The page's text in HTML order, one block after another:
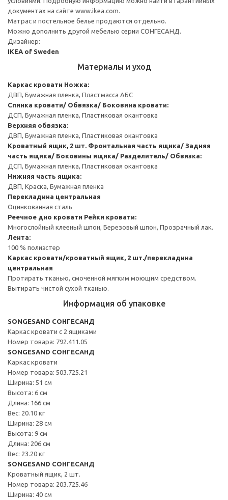
документах на сайте www.ikea.com.
Матрас и постельное белье продаются отдельно.
Можно дополнить другой мебелью серии СОНГЕСАНД.
Дизайнер:
IKEA of Sweden
Материалы и уход
Каркас кровати Ножка:
ДВП, Бумажная пленка, Пластмасса АБС
Спинка кровати/ Обвязка/ Боковина кровати:
ДСП, Бумажная пленка, Пластиковая окантовка
Верхняя обвязка:
ДВП, Бумажная пленка, Пластиковая окантовка
Кроватный ящик, 2 шт. Фронтальная часть ящика/ Задняя
часть ящика/ Боковины ящика/ Разделитель/ Обвязка:
ДСП, Бумажная пленка, Пластиковая окантовка
Нижняя часть ящика:
ДВП, Краска, Бумажная пленка
Перекладина центральная
Оцинкованная сталь
Реечное дно кровати Рейки кровати:
Многослойный клееный шпон, Березовый шпон, Прозрачный лак.
Лента:
100 % полиэстер
Каркас кровати/кроватный ящик, 2 шт./перекладина
центральная
Протирать тканью, смоченной мягким моющим средством.
Вытирать чистой сухой тканью.
Информация об упаковке
SONGESAND СОНГЕСАНД
Каркас кровати с 2 ящиками
Номер товара: 792.411.05
SONGESAND СОНГЕСАНД
Каркас кровати
Номер товара: 503.725.21
Ширина: 51 см
Высота: 6 см
Длина: 166 см
Вес: 20.10 кг
Ширина: 28 см
Высота: 9 см
Длина: 206 см
Вес: 23.20 кг
SONGESAND СОНГЕСАНД
Кроватный ящик, 2 шт.
Номер товара: 203.725.46
Ширина: 40 см